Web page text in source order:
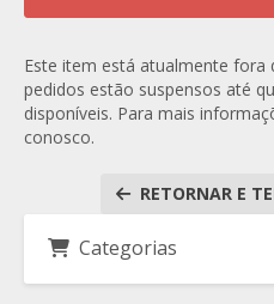
Este item está atualmente
pedidos estão suspensos até
disponíveis. Para mais
conosco.
RETORNAR E
Categorias